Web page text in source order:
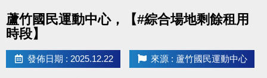
蘆竹國民運動中心，【#綜合場地剩餘租用
時段】
發佈日期 : 2025.12.22 來源 : 蘆竹國民運動中心